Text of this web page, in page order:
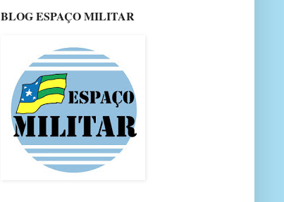
BLOG ESPAÇO MILITAR